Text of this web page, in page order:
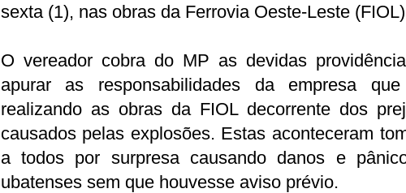
sexta (1), nas obras da Ferrovia Oeste-Leste
O vereador cobra do MP as devidas
apurar as responsabilidades da empresa
realizando as obras da FIOL decorrente dos
causados pelas explosões. Estas aconteceram
a todos por surpresa causando danos e
ubatenses sem que houvesse aviso prévio.